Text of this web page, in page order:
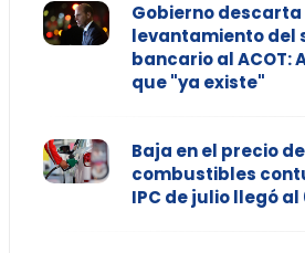
Gobierno
levantamiento del
bancario al ACOT:
que "ya existe"
Baja en el precio
combustibles
IPC de julio llegó al